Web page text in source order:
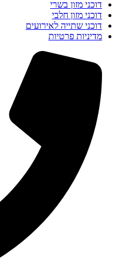
דוכני מזון בשרי
דוכני מזון חלבי
דוכני שתייה לאירועים
מדיניות פרטיות